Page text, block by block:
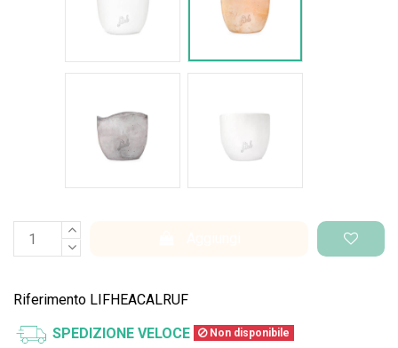
Riferimento LIFHEACALRUF
SPEDIZIONE VELOCE Non disponibile